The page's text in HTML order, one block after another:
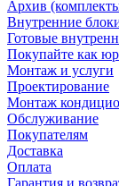
Архив
Внутренние
Готовые
Покупайте как
Монтаж и услуги
Проектирование
Монтаж
Обслуживание
Покупателям
Доставка
Оплата
Гарантия и